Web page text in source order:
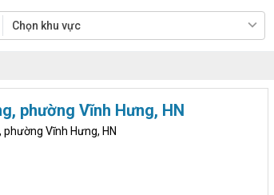
Chọn khu vực
phường Vĩnh Hưng, HN